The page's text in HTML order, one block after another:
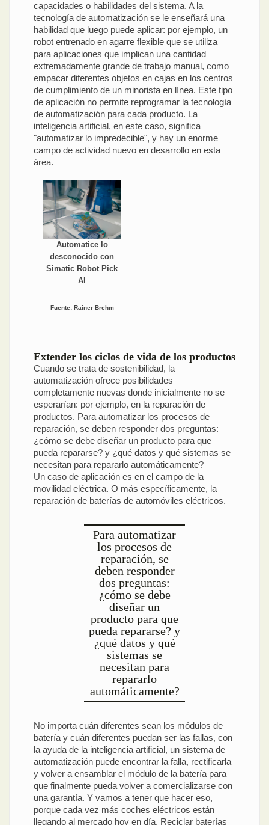
capacidades o habilidades del sistema. A la
tecnología de automatización se le enseñará una
habilidad que luego puede aplicar: por ejemplo, un
robot entrenado en agarre flexible que se utiliza
para aplicaciones que implican una cantidad
extremadamente grande de trabajo manual, como
empacar diferentes objetos en cajas en los centros
de cumplimiento de un minorista en línea. Este tipo
de aplicación no permite reprogramar la tecnología
de automatización para cada producto. La
inteligencia artificial, en este caso, significa
"automatizar lo impredecible", y hay un enorme
campo de actividad nuevo en desarrollo en esta
área.
Automatice lo
desconocido con
Simatic Robot Pick
AI
Fuente: Rainer Brehm
Extender los ciclos de vida de los productos
Cuando se trata de sostenibilidad, la
automatización ofrece posibilidades
completamente nuevas donde inicialmente no se
esperarían: por ejemplo, en la reparación de
productos. Para automatizar los procesos de
reparación, se deben responder dos preguntas:
¿cómo se debe diseñar un producto para que
pueda repararse? y ¿qué datos y qué sistemas se
necesitan para repararlo automáticamente?
Un caso de aplicación es en el campo de la
movilidad eléctrica. O más específicamente, la
reparación de baterías de automóviles eléctricos.
Para automatizar
los procesos de
reparación, se
deben responder
dos preguntas:
¿cómo se debe
diseñar un
producto para que
pueda repararse? y
¿qué datos y qué
sistemas se
necesitan para
repararlo
automáticamente?
No importa cuán diferentes sean los módulos de
batería y cuán diferentes puedan ser las fallas, con
la ayuda de la inteligencia artificial, un sistema de
automatización puede encontrar la falla, rectificarla
y volver a ensamblar el módulo de la batería para
que finalmente pueda volver a comercializarse con
una garantía. Y vamos a tener que hacer eso,
porque cada vez más coches eléctricos están
llegando al mercado hoy en día. Reciclar baterías